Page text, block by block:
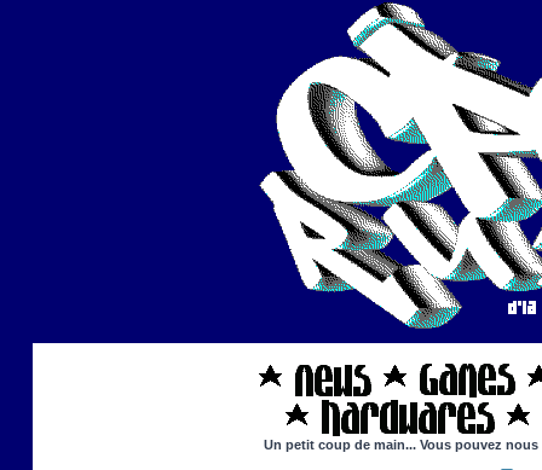
Un petit coup de main... Vous pouvez